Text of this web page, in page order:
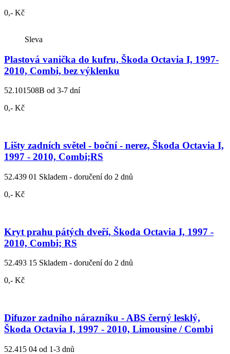
0,- Kč
Sleva
Plastová vanička do kufru, Škoda Octavia I, 1997-
2010, Combi, bez výklenku
52.101508B od 3-7 dní
0,- Kč
Lišty zadních světel - boční - nerez, Škoda Octavia I,
1997 - 2010, Combi;RS
52.439 01 Skladem - doručení do 2 dnů
0,- Kč
Kryt prahu pátých dveří, Škoda Octavia I, 1997 -
2010, Combi; RS
52.493 15 Skladem - doručení do 2 dnů
0,- Kč
Difuzor zadního nárazníku - ABS černý lesklý,
Škoda Octavia I, 1997 - 2010, Limousine / Combi
52.415 04 od 1-3 dnů